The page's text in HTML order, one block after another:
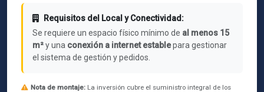
Requisitos del Local y Conectividad:
Se requiere un espacio físico mínimo de al menos 15
m²y una conexión a internet establepara gestionar
el sistema de gestión y pedidos.
Nota de montaje: La inversión cubre el suministro integral de los